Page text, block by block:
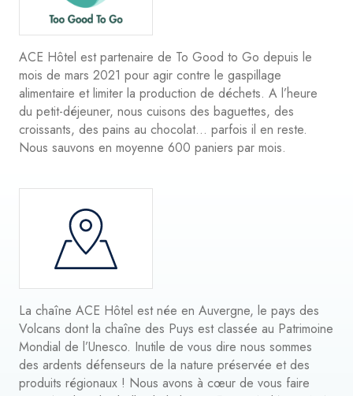
ACE Hôtel est partenaire de To Good to Go depuis le
mois de mars 2021 pour agir contre le gaspillage
alimentaire et limiter la production de déchets. A l’heure
du petit-déjeuner, nous cuisons des baguettes, des
croissants, des pains au chocolat... parfois il en reste.
Nous sauvons en moyenne 600 paniers par mois.
La chaîne ACE Hôtel est née en Auvergne, le pays des
Volcans dont la chaîne des Puys est classée au Patrimoine
Mondial de l’Unesco. Inutile de vous dire nous sommes
des ardents défenseurs de la nature préservée et des
produits régionaux ! Nous avons à cœur de vous faire